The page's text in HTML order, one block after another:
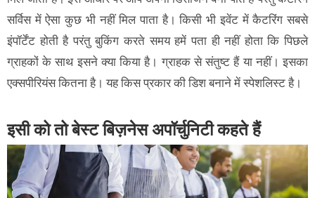
सर्विस में ऐसा कुछ भी नहीं मिल पाता है। किसी भी इवेंट में कैटरिंग सबसे
इंपॉर्टेंट होती है परंतु बुकिंग करते समय हमें पता ही नहीं होता कि पिछले
ग्राहकों के साथ इसने क्या किया है। ग्राहक से संतुष्ट हैं या नहीं। इसका
एक्सपीरियंस कितना है। यह किस प्रकार की डिश बनाने में स्पेशलिस्ट है।
इसी को तो बेस्ट बिज़नेस अपॉर्चुनिटी कहते हैं